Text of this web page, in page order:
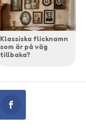
Klassiska flicknamn
som är på väg
tillbaka?